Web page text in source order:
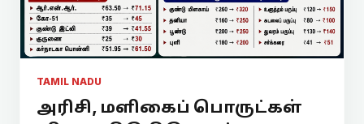
TAMIL NADU
அரிசி, மளிகைப் பொருட்கள்